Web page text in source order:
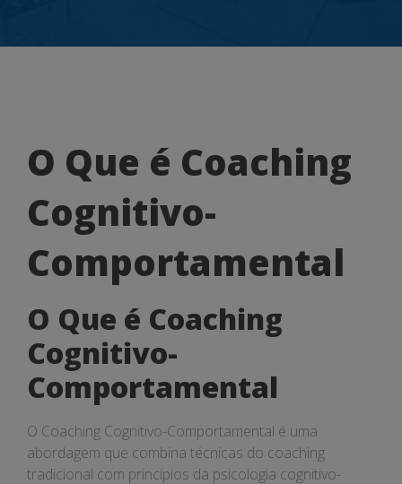
O
Que
é
Coaching
Cognitivo-
Comportamental
O Que é Coaching
Cognitivo-
Comportamental
O Que é Coaching
Cognitivo-
Comportamental
O Coaching Cognitivo-Comportamental é uma
abordagem que combina técnicas do coaching
tradicional com princípios da psicologia cognitivo-